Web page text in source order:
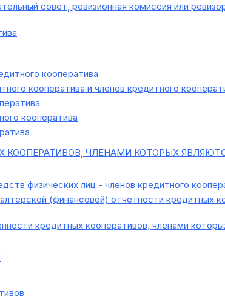
совет, ревизионная комиссия или
кооператива
кооператива и членов кредитного
кооператива
ЧЛЕНАМИ КОТОРЫХ
физических лиц - членов кредитного
(финансовой) отчетности кредитных
кредитных кооперативов, членами